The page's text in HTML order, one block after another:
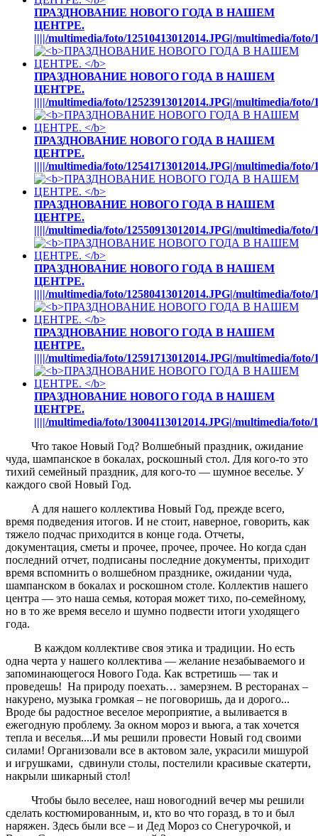
ПРАЗДНОВАНИЕ НОВОГО ГОДА В НАШЕМ
ЦЕНТРЕ.
||||/multimedia/foto/12510413012014.JPG|/multimedia/foto/
ПРАЗДНОВАНИЕ НОВОГО ГОДА В НАШЕМ
ЦЕНТРЕ.
||||/multimedia/foto/12523913012014.JPG|/multimedia/foto/
ПРАЗДНОВАНИЕ НОВОГО ГОДА В НАШЕМ
ЦЕНТРЕ.
||||/multimedia/foto/12541713012014.JPG|/multimedia/foto/
ПРАЗДНОВАНИЕ НОВОГО ГОДА В НАШЕМ
ЦЕНТРЕ.
||||/multimedia/foto/12550913012014.JPG|/multimedia/foto/
ПРАЗДНОВАНИЕ НОВОГО ГОДА В НАШЕМ
ЦЕНТРЕ.
||||/multimedia/foto/12580413012014.JPG|/multimedia/foto/
ПРАЗДНОВАНИЕ НОВОГО ГОДА В НАШЕМ
ЦЕНТРЕ.
||||/multimedia/foto/12591713012014.JPG|/multimedia/foto/
ПРАЗДНОВАНИЕ НОВОГО ГОДА В НАШЕМ
ЦЕНТРЕ.
||||/multimedia/foto/13004113012014.JPG|/multimedia/foto/
Что такое Новый Год? Волшебный праздник, ожидание
чуда, шампанское в бокалах, роскошный стол. Для кого-то это
тихий семейный праздник, для кого-то — шумное веселье. У
каждого свой Новый Год.
А для нашего коллектива Новый Год, прежде всего,
время подведения итогов. И не стоит, наверное, говорить, как
тяжело подчас приходится в конце года. Отчеты,
документация, сметы и прочее, прочее, прочее. Но когда сдан
последний отчет, подписаны последние документы, приходит
время вспомнить о волшебном празднике, ожидании чуда,
шампанском в бокалах и роскошном столе. Коллектив нашего
центра — это наша семья, которая может тихо, по-семейному,
но в то же время весело и шумно подвести итоги уходящего
года.
В каждом коллективе своя этика и традиции. Но есть
одна черта у нашего коллектива — желание незабываемого и
запоминающегося Нового Года. Как встретишь — так и
проведешь! На природу поехать… замерзнем. В ресторанах –
накурено, музыка громкая – не поговоришь, да и дорого...
Вроде бы радостное веселое мероприятие, а выливается в
ежегодную проблему. За окном мороз и вьюга, а так хочется
тепла и веселья....И мы решили провести Новый год своими
силами! Организовали все в актовом зале, украсили мишурой
и игрушками, сдвинули столы, постелили красивые скатерти,
накрыли шикарный стол!
Чтобы было веселее, наш новогодний вечер мы решили
сделать костюмированным, и, кто во что горазд, в то и был
наряжен. Здесь были все – и Дед Мороз со Снегурочкой, и